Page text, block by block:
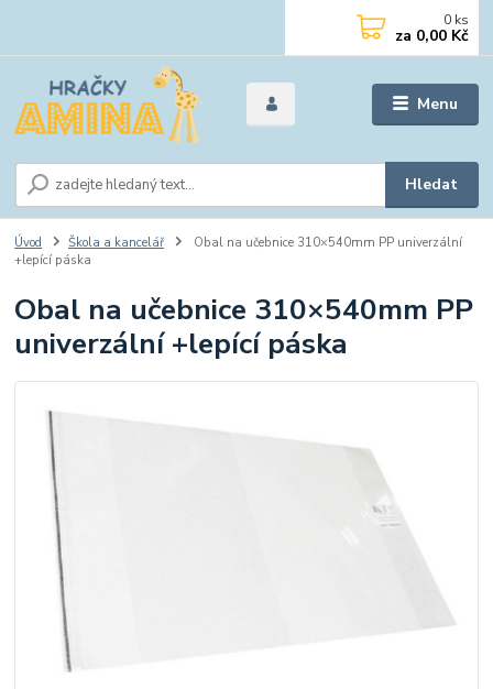
Menu
Hledat
0 ks
za 0,00 Kč
Úvod Škola a kancelář
Obal na učebnice 310×540mm PP univerzální
+lepící páska
Obal na učebnice 310×540mm PP
univerzální +lepící páska